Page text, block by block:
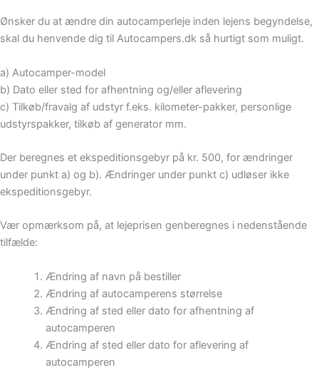
Ønsker du at ændre din autocamperleje inden lejens begyndelse,
skal du henvende dig til Autocampers.dk så hurtigt som muligt.
a) Autocamper-model
b) Dato eller sted for afhentning og/eller aflevering
c) Tilkøb/fravalg af udstyr f.eks. kilometer-pakker, personlige
udstyrspakker, tilkøb af generator mm.
Der beregnes et ekspeditionsgebyr på kr. 500, for ændringer
under punkt a) og b). Ændringer under punkt c) udløser ikke
ekspeditionsgebyr.
Vær opmærksom på, at lejeprisen genberegnes i nedenstående
tilfælde:
Ændring af navn på bestiller
Ændring af autocamperens størrelse
Ændring af sted eller dato for afhentning af
autocamperen
Ændring af sted eller dato for aflevering af
autocamperen